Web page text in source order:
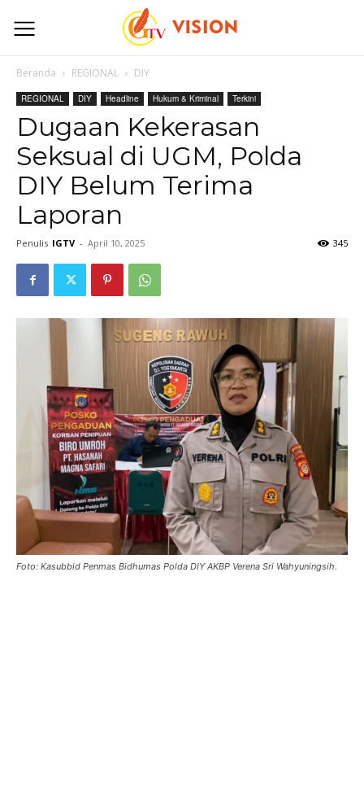
Beranda REGIONAL DIY
REGIONAL DIY Headline Hukum & Kriminal Terkini
Dugaan Kekerasan
Seksual di UGM, Polda
DIY Belum Terima
Laporan
Penulis IGTV - April 10, 2025 345
Foto: Kasubbid Penmas Bidhumas Polda DIY AKBP Verena Sri Wahyuningsih.